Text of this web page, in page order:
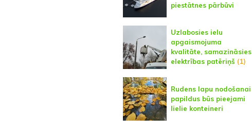
piestātnes pārbūvi
Uzlabosies ielu
apgaismojuma
kvalitāte, samazināsies
elektrības patēriņš (1)
Rudens lapu nodošanai
papildus būs pieejami
lielie konteineri